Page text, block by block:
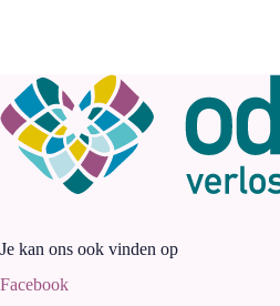
Je kan ons ook vinden op
Facebook